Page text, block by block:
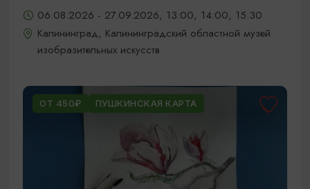
06.08.2026 - 27.09.2026, 13:00, 14:00, 15:30
Калининград, Калининградский областной музей
изобразительных искусств
ОТ 450₽ ПУШКИНСКАЯ КАРТА